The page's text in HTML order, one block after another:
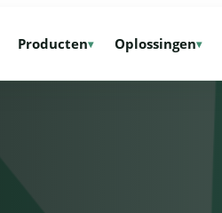
Producten Oplossingen